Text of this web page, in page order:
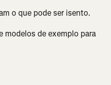
o que pode ser isento.
modelos de exemplo para